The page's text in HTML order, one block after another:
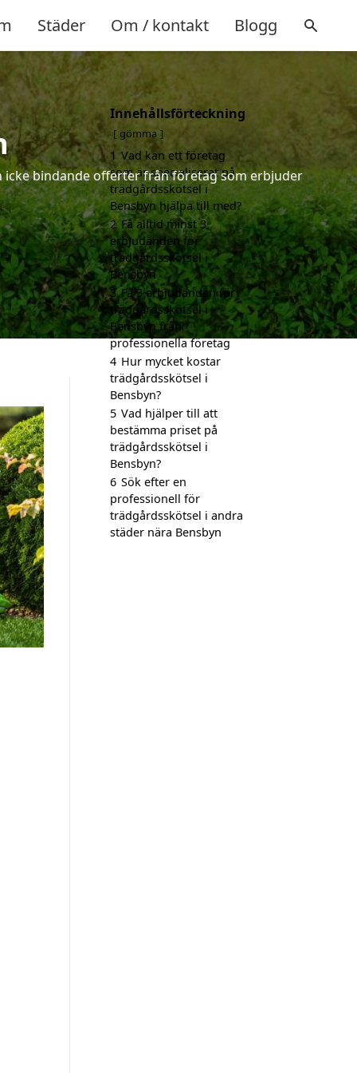
Städer Om / kontakt Blogg
icke bindande offerter från företag som erbjuder
Innehållsförteckning
gömma
1 Vad kan ett företag
som är specialiserat på
trädgårdsskötsel i
Bensbyn hjälpa till med?
2 Få alltid minst 3
erbjudanden för
trädgårdsskötsel i
Bensbyn
3 Få 3 erbjudanden för
trädgårdsskötsel i
Bensbyn från
professionella företag
4 Hur mycket kostar
trädgårdsskötsel i
Bensbyn?
5 Vad hjälper till att
bestämma priset på
trädgårdsskötsel i
Bensbyn?
6 Sök efter en
professionell för
trädgårdsskötsel i andra
städer nära Bensbyn